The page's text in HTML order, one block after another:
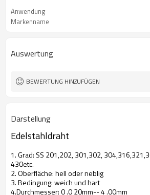
Anwendung
Markenname
Auswertung
BEWERTUNG HINZUFÜGEN
Darstellung
Edelstahldraht
1. Grad: SS 201,202,301,302,
430etc.
2. Oberfläche: hell oder neblig
3. Bedingung: weich und hart
4.Durchmesser: 0.020mm--4.00mm